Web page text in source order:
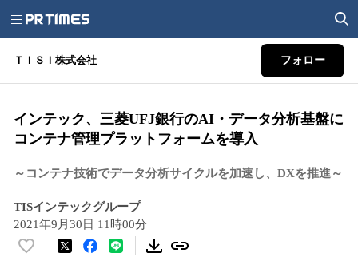
ＴＩＳＩ株式会社 フォロー
インテック、三菱UFJ銀行のAI・データ分析基盤に
コンテナ管理プラットフォームを導入
～コンテナ技術でデータ分析サイクルを加速し、DXを推進～
TISインテックグループ
2021年9月30日 11時00分
い